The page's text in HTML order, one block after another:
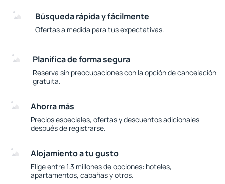
Búsqueda rápida y fácilmente
Ofertas a medida para tus expectativas.
Planifica de forma segura
Reserva sin preocupaciones con la opción de cancelación
gratuita.
Ahorra más
Precios especiales, ofertas y descuentos adicionales
después de registrarse.
Alojamiento a tu gusto
Elige entre 1.3 millones de opciones: hoteles,
apartamentos, cabañas y otros.